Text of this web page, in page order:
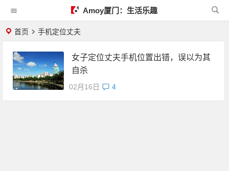
Amoy厦门：生活乐趣
首页 手机定位丈夫
女子定位丈夫手机位置出错，误以为其
自杀
02月16日 4